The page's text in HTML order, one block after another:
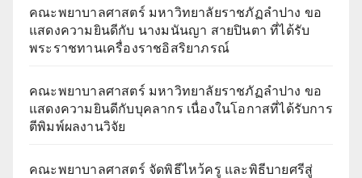
คณะพยาบาลศาสตร์ มหาวิทยาลัยราชภัฏลำปาง ขอ
แสดงความยินดีกับ นางมนันญา สายปินตา ที่ได้รับ
พระราชทานเครื่องราชอิสริยาภรณ์
คณะพยาบาลศาสตร์ มหาวิทยาลัยราชภัฏลำปาง ขอ
แสดงความยินดีกับบุคลากร เนื่องในโอกาสที่ได้รับการ
ตีพิมพ์ผลงานวิจัย
คณะพยาบาลศาสตร์ จัดพิธีไหว้ครู และพิธีบายศรีสู่